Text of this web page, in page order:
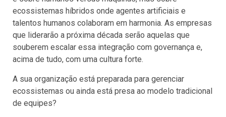
ecossistemas híbridos onde agentes artificiais e
talentos humanos colaboram em harmonia. As empresas
que liderarão a próxima década serão aquelas que
souberem escalar essa integração com governança e,
acima de tudo, com uma cultura forte.
A sua organização está preparada para gerenciar
ecossistemas ou ainda está presa ao modelo tradicional
de equipes?